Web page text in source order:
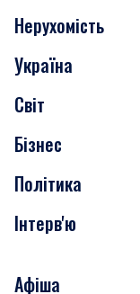
Події
Скандали
Нерухомість
Транспорт
Нерухомість
Україна
Світ
Бізнес
Політика
Інтерв'ю
Афіша